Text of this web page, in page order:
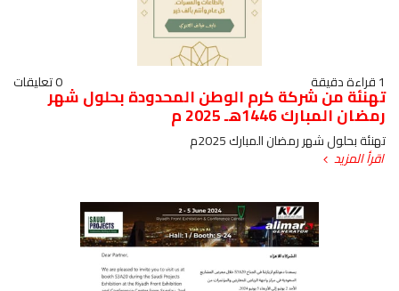
1 قراءة دقيقة 0 تعليقات
تهنئة من شركة كرم الوطن المحدودة بحلول شهر
رمضان المبارك 1446هـ 2025 م
تهنئة بحلول شهر رمضان المبارك 2025م
اقرأ المزيد